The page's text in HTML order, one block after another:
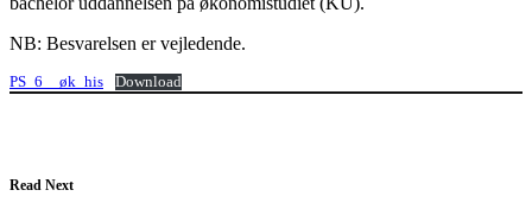
NB: Besvarelsen er vejledende.
PS_6__øk_his Download
Read Next